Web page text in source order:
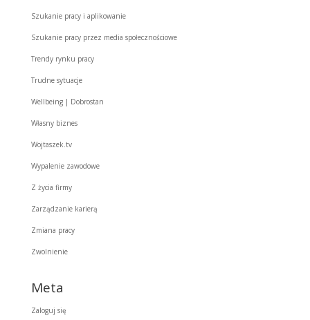
Szukanie pracy i aplikowanie
Szukanie pracy przez media społecznościowe
Trendy rynku pracy
Trudne sytuacje
Wellbeing | Dobrostan
Własny biznes
Wojtaszek.tv
Wypalenie zawodowe
Z życia firmy
Zarządzanie karierą
Zmiana pracy
Zwolnienie
Meta
Zaloguj się